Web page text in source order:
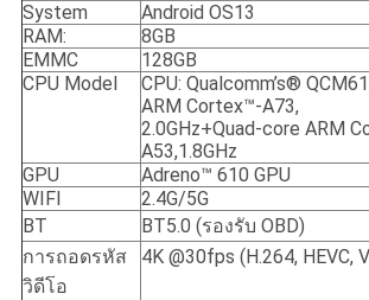
System
Android OS13
RAM:
8GB
EMMC
128GB
CPU Model
CPU: Qualcomm’s®
ARM Cortex™-A73,
2.0GHz+Quad-core ARM
A53,1.8GHz
GPU
Adreno™ 610 GPU
WIFI
2.4G/5G
BT
BT5.0 (รองรับ OBD)
การถอดรหัส
วิดีโอ
4K @30fps (H.264, HEVC,